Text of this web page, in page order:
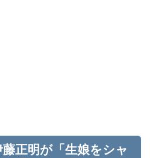
正明が「生娘をシャ